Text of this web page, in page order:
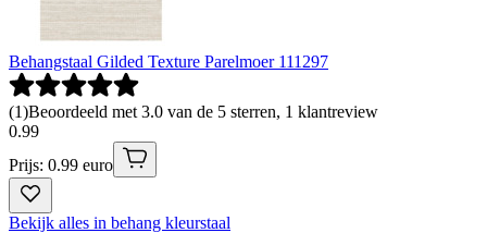
Behangstaal Gilded Texture Parelmoer 111297
(1)Beoordeeld met 3.0 van de 5 sterren, 1 klantreview
0.99
Prijs: 0.99 euro
Bekijk alles in behang kleurstaal